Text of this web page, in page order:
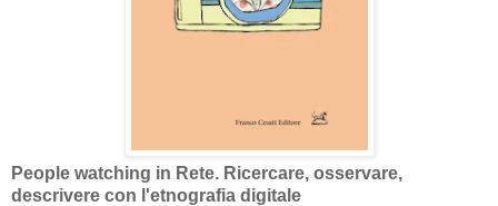
People watching in Rete. Ricercare, osservare,
descrivere con l'etnografia digitale